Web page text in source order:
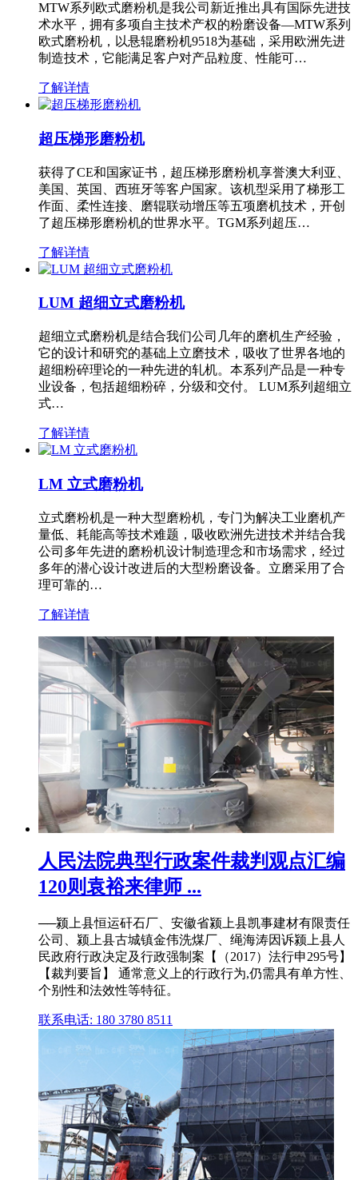
MTW系列欧式磨粉机是我公司新近推出具有国际先进技
术水平，拥有多项自主技术产权的粉磨设备—MTW系列
欧式磨粉机，以悬辊磨粉机9518为基础，采用欧洲先进
制造技术，它能满足客户对产品粒度、性能可…
了解详情
超压梯形磨粉机
获得了CE和国家证书，超压梯形磨粉机享誉澳大利亚、
美国、英国、西班牙等客户国家。该机型采用了梯形工
作面、柔性连接、磨辊联动增压等五项磨机技术，开创
了超压梯形磨粉机的世界水平。TGM系列超压…
了解详情
LUM 超细立式磨粉机
超细立式磨粉机是结合我们公司几年的磨机生产经验，
它的设计和研究的基础上立磨技术，吸收了世界各地的
超细粉碎理论的一种先进的轧机。本系列产品是一种专
业设备，包括超细粉碎，分级和交付。 LUM系列超细立
式…
了解详情
LM 立式磨粉机
立式磨粉机是一种大型磨粉机，专门为解决工业磨机产
量低、耗能高等技术难题，吸收欧洲先进技术并结合我
公司多年先进的磨粉机设计制造理念和市场需求，经过
多年的潜心设计改进后的大型粉磨设备。立磨采用了合
理可靠的…
了解详情
人民法院典型行政案件裁判观点汇编
120则袁裕来律师 ...
──颍上县恒运矸石厂、安徽省颍上县凯事建材有限责任
公司、颍上县古城镇金伟洗煤厂、绳海涛因诉颍上县人
民政府行政决定及行政强制案【（2017）法行申295号】
【裁判要旨】 通常意义上的行政行为,仍需具有单方性、
个别性和法效性等特征。
联系电话: 180 3780 8511